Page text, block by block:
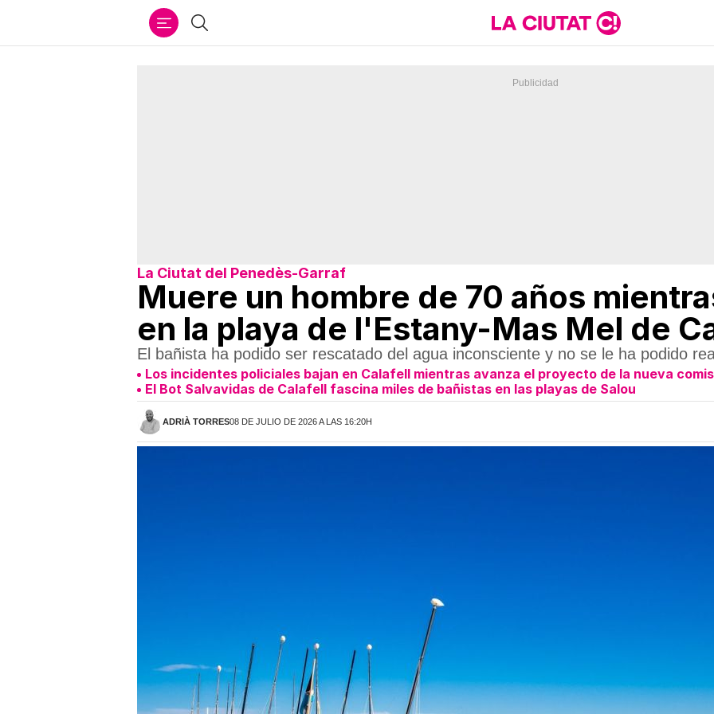
Buscar
La Ciutat del Penedès-Garraf
Muere un hombre de 70 años
en la playa de l'Estany-Mas Mel de
El bañista ha podido ser rescatado del agua inconsciente y no se le ha podido
Los incidentes policiales bajan en Calafell mientras avanza el proyecto de la nueva
El Bot Salvavidas de Calafell fascina miles de bañistas en las playas de Salou
ADRIÀ TORRES08 DE JULIO DE 2026 A LAS 16:20H